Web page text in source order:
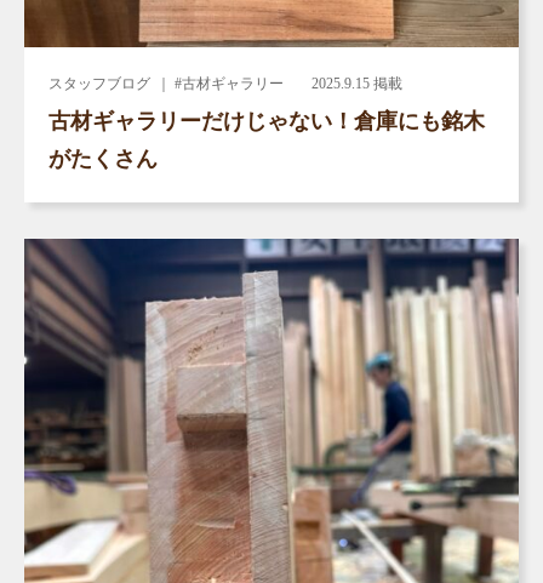
スタッフブログ ｜ #古材ギャラリー 2025.9.15 掲載
古材ギャラリーだけじゃない！倉庫にも銘木
がたくさん